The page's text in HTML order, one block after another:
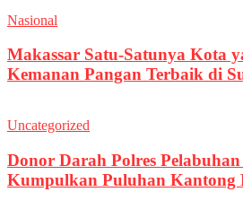
Nasional
Makassar Satu-Satunya Kota
Kemanan Pangan Terbaik di
Uncategorized
Donor Darah Polres
Kumpulkan Puluhan Kantong